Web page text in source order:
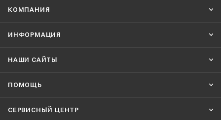
КОМПАНИЯ
ИНФОРМАЦИЯ
НАШИ CАЙТЫ
ПОМОЩЬ
СЕРВИСНЫЙ ЦЕНТР